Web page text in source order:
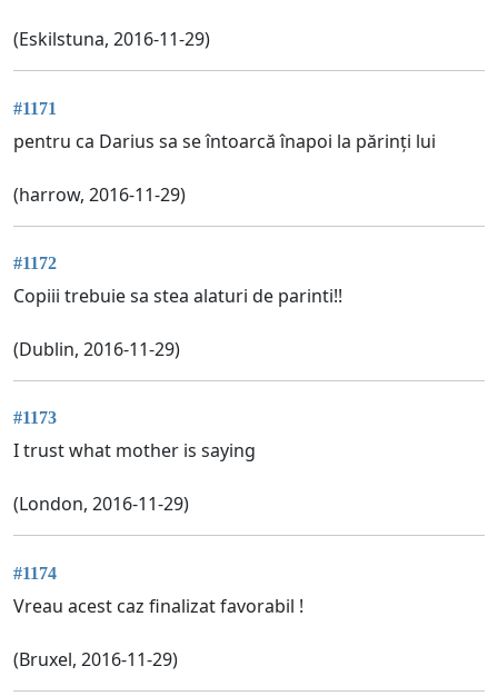
(Eskilstuna, 2016-11-29)
#1171
pentru ca Darius sa se întoarcă înapoi la părinți lui
(harrow, 2016-11-29)
#1172
Copiii trebuie sa stea alaturi de parinti!!
(Dublin, 2016-11-29)
#1173
I trust what mother is saying
(London, 2016-11-29)
#1174
Vreau acest caz finalizat favorabil !
(Bruxel, 2016-11-29)